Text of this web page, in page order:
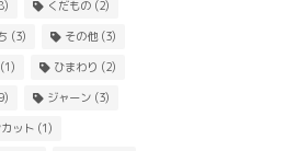
くだもの(2)
(3) その他(3)
ひまわり (2)
ジャーン(3)
ット(1)